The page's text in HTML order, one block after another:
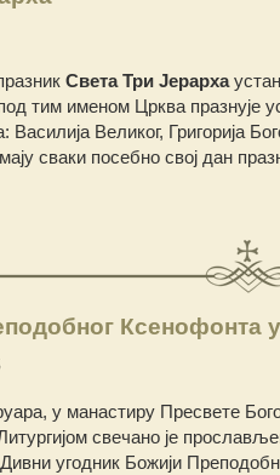
Света Три Јерарха
тим именом Црква
Великог, Григорија
сваки посебно свој дан
Ксенофонта
у манастиру Пресвете
свечано је
угодник Божији